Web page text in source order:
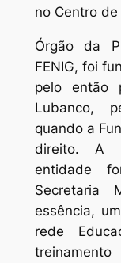
no Centro
Órgão da
FENIG, foi
pelo então
Lubanco,
quando a
direito. A
entidade
Secretaria
essência,
rede